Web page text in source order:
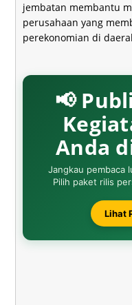
jembatan membantu
perusahaan yang
perekonomian di
📢
Anda
Jangkau pembaca
Pilih paket rilis
Lihat